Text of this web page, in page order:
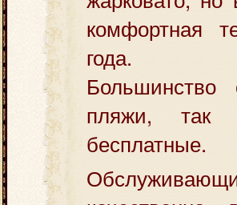
комфортная
года.
Большинство
пляжи,
бесплатные.